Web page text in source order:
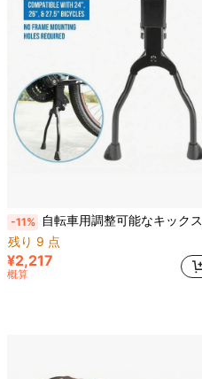
-11% 自転車用調整可能なキックスタンド、安定した駐車と修理をサポートする頑丈な鋼製構造
残り 9 点
¥2,217
概算